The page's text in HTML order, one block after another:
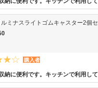
ルミナスライトゴムキャスター2個
購入者
納に便利です。キッチンで利用して